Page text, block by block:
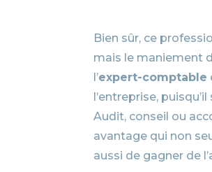
Bien sûr, ce
mais le maniement
l’expert-comptable
l’entreprise,
Audit, conseil ou
avantage qui non
aussi de gagner de